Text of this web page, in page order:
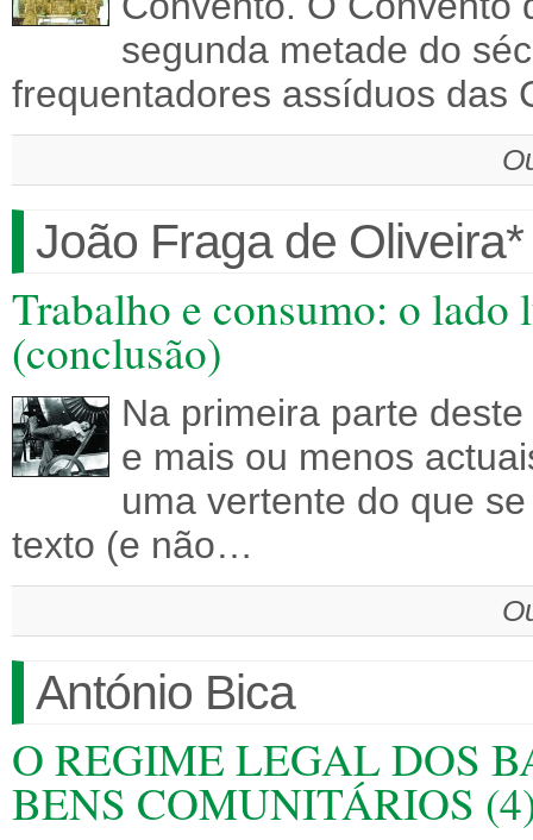
segunda metade do
frequentadores assíduos das
João Fraga de Oliveira*
Trabalho e consumo: o lado
(conclusão)
Na primeira parte
e mais ou menos
uma vertente do que
texto (e não…
António Bica
O REGIME LEGAL DOS
BENS COMUNITÁRIOS